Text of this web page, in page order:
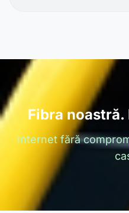
Fibra
Internet fără